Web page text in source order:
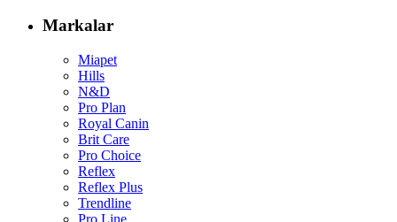
Markalar
Miapet
Hills
N&D
Pro Plan
Royal Canin
Brit Care
Pro Choice
Reflex
Reflex Plus
Trendline
Pro Line